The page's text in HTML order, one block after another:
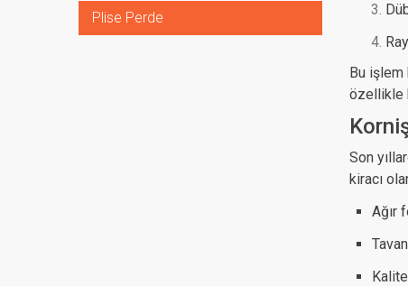
Plise Perde
Bu işlem
özellikle
Son
kiracı
Ağır